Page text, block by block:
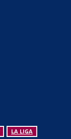
LA LIGA